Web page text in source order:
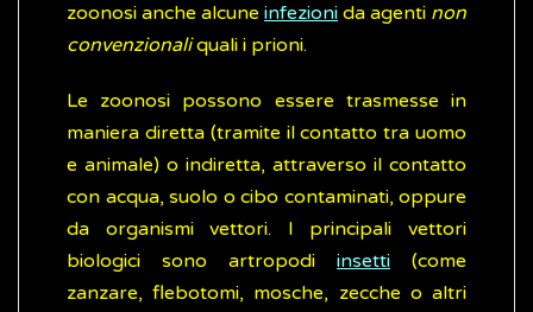
zoonosi anche alcune infezioni da agenti non
convenzionaliquali i prioni.
Le zoonosi possono essere trasmesse in
maniera diretta (tramite il contatto tra uomo
e animale) o indiretta, attraverso il contatto
con acqua, suolo o cibo contaminati, oppure
da organismi vettori. I principali vettori
biologici sono artropodi insetti (come
zanzare, flebotomi, mosche, zecche o altri